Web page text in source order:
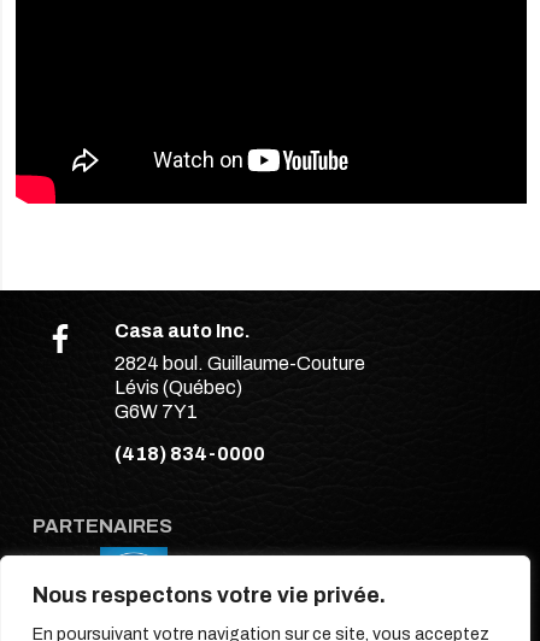
Nous respectons votre vie privée.
En poursuivant votre navigation sur ce site, vous acceptez
Casa auto Inc.
2824 boul. Guillaume-Couture
Lévis (Québec)
G6W 7Y1
(418) 834-0000
PARTENAIRES